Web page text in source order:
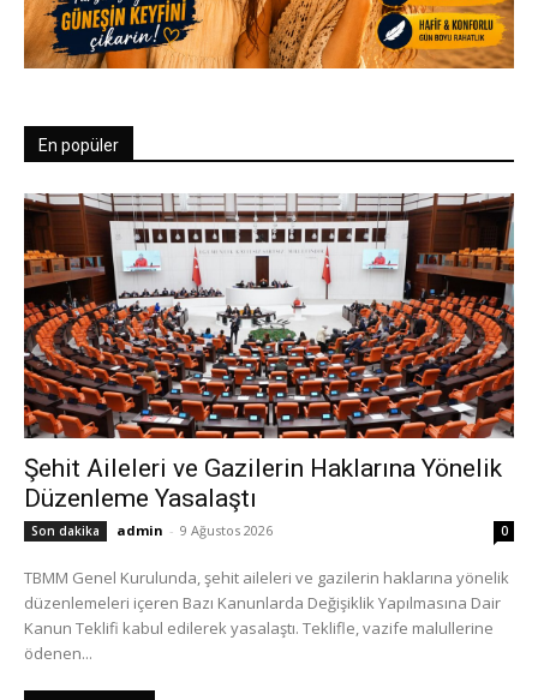
En popüler
Şehit Aileleri ve Gazilerin Haklarına Yönelik
Düzenleme Yasalaştı
Son dakika admin - 9 Ağustos 2026 0
TBMM Genel Kurulunda, şehit aileleri ve gazilerin haklarına yönelik
düzenlemeleri içeren Bazı Kanunlarda Değişiklik Yapılmasına Dair
Kanun Teklifi kabul edilerek yasalaştı. Teklifle, vazife malullerine
ödenen...